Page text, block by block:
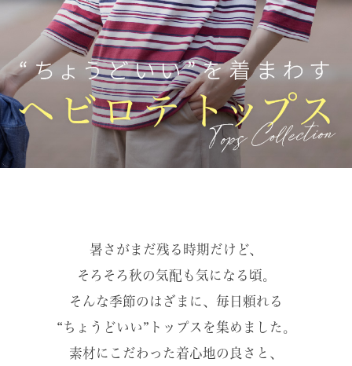
暑さがまだ残る時期だけど、
そろそろ秋の気配も気になる頃。
そんな季節のはざまに、毎日頼れる
“ちょうどいい”トップスを集めました。
素材にこだわった着心地の良さと、